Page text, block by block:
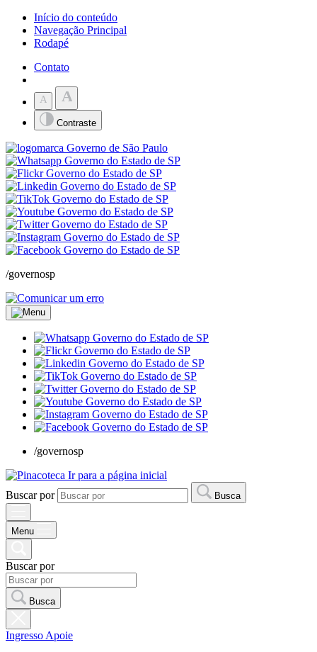
Início do conteúdo
Navegação Principal
Rodapé
Contato
A A
Contraste
/governosp
/governosp
Ir para a página inicial
Buscar por
Busca
Menu
Buscar por
Busca
Ingresso Apoie